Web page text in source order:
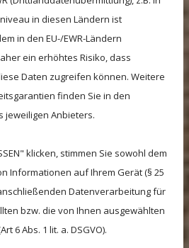
in diesen Ländern ist
in den EU-/EWR-Ländern
ein erhöhtes Risiko, dass
Daten zugreifen können. Weitere
finden Sie in den
jeweiligen Anbieters.
klicken, stimmen Sie sowohl dem
Informationen auf Ihrem Gerät (§ 25
Datenverarbeitung für
bzw. die von Ihnen ausgewählten
6 Abs. 1 lit. a. DSGVO).